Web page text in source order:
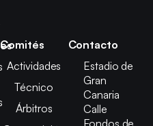
Comités
Actividades
Técnico
Árbitros
Contacto
Estadio de
Gran
Canaria
Calle
Fondos de